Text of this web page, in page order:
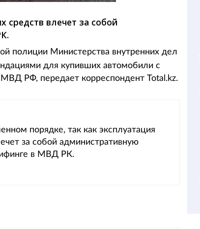
средств влечет за собой
полиции Министерства внутренних дел
для купивших автомобили с
РФ, передает корреспондент Total.kz.
порядке, так как эксплуатация
за собой административную
в МВД РК.